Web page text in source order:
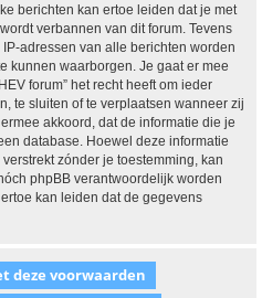
berichten kan ertoe leiden dat je met
verbannen van dit forum. Tevens
adressen van alle berichten worden
kunnen waarborgen. Je gaat er mee
forum” het recht heeft om ieder
te sluiten of te verplaatsen wanneer zij
akkoord, dat de informatie die je
database. Hoewel deze informatie
zónder je toestemming, kan
phpBB verantwoordelijk worden
kan leiden dat de gegevens